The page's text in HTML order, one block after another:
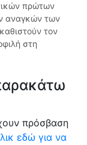
πρώτων
αναγκών των
τον
στη
πρόσβαση
εδώ για να